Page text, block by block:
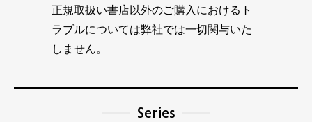
正規取扱い書店以外のご購入におけるト
ラブルについては弊社では一切関与いた
しません。
Series